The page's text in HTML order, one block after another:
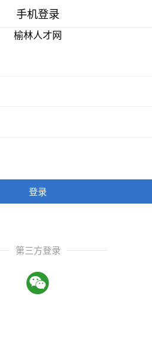
手机登录
榆林人才网
登录
第三方登录